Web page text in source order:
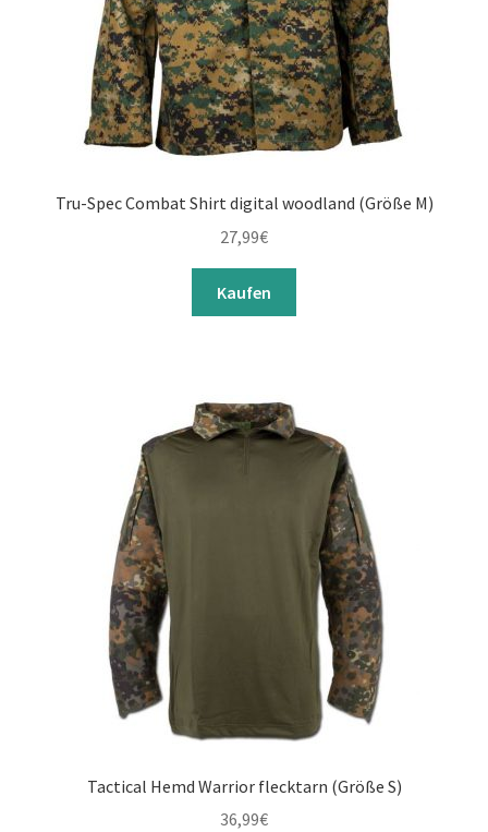
Tru-Spec Combat Shirt digital woodland (Größe M)
27,99€
Kaufen
Tactical Hemd Warrior flecktarn (Größe S)
36,99€